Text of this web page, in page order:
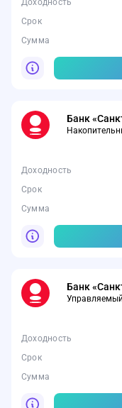
Доходность
Срок
Сумма
Банк
Доходность
Срок
Сумма
Банк
Управляемый
Доходность
Срок
Сумма